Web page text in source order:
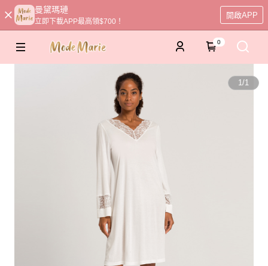
曼黛瑪璉
立即下載APP最高領$700！
開啟APP
0
1/1